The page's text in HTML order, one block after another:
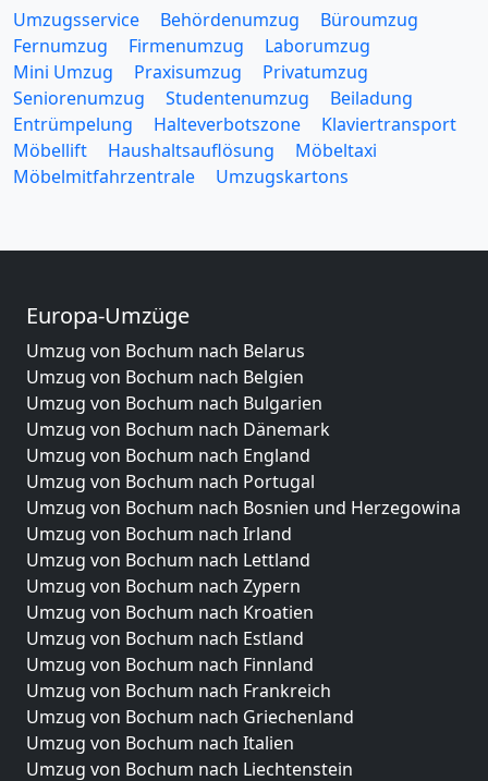
Umzugsservice Behördenumzug
Büroumzug
Fernumzug
Firmenumzug
Laborumzug
Mini Umzug
Praxisumzug
Privatumzug
Seniorenumzug
Studentenumzug
Beiladung
Entrümpelung
Halteverbotszone
Klaviertransport
Möbellift
Haushaltsauflösung
Möbeltaxi
Möbelmitfahrzentrale
Umzugskartons
Europa-Umzüge
Umzug von Bochum nach Belarus
Umzug von Bochum nach Belgien
Umzug von Bochum nach Bulgarien
Umzug von Bochum nach Dänemark
Umzug von Bochum nach England
Umzug von Bochum nach Portugal
Umzug von Bochum nach Bosnien und Herzegowina
Umzug von Bochum nach Irland
Umzug von Bochum nach Lettland
Umzug von Bochum nach Zypern
Umzug von Bochum nach Kroatien
Umzug von Bochum nach Estland
Umzug von Bochum nach Finnland
Umzug von Bochum nach Frankreich
Umzug von Bochum nach Griechenland
Umzug von Bochum nach Italien
Umzug von Bochum nach Liechtenstein